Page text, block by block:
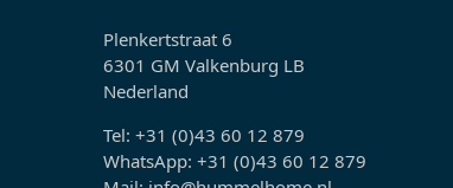
Plenkertstraat 6
6301 GM Valkenburg LB
Nederland
Tel: +31 (0)43 60 12 879
WhatsApp: +31 (0)43 60 12 879